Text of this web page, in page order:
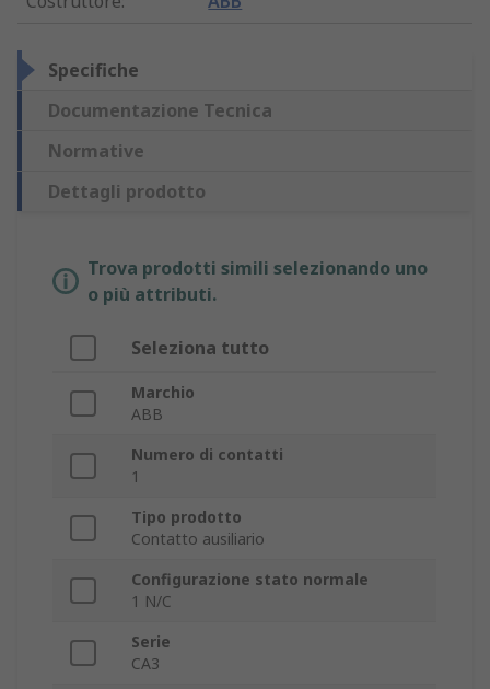
Specifiche
Documentazione Tecnica
Normative
Dettagli prodotto
Trova prodotti simili selezionando uno
o più attributi.
Seleziona tutto
Marchio
ABB
Numero di contatti
1
Tipo prodotto
Contatto ausiliario
Configurazione stato normale
1 N/C
Serie
CA3